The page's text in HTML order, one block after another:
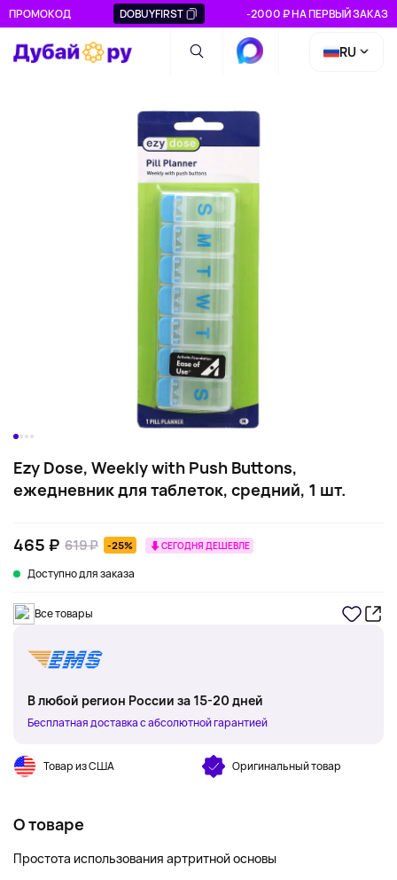
ПРОМОКОД DOBUYFIRST -2000 ₽ НА ПЕРВЫЙ ЗАКАЗ
RU
Ezy Dose, Weekly with Push Buttons,
ежедневник для таблеток, средний, 1 шт.
465 ₽ 619 ₽ -25% СЕГОДНЯ ДЕШЕВЛЕ
Доступно для заказа
Все товары
В любой регион России за 15-20 дней
Бесплатная доставка с абсолютной гарантией
Товар из США Оригинальный товар
О товаре
Простота использования артритной основы